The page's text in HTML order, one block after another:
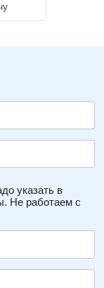
указать в
Не работаем с